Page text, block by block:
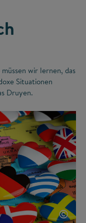
wir lernen, das
Situationen
Druyen.
©